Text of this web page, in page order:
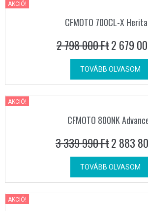
AKCIÓ!
CFMOTO 700CL-X
2 798 000Ft2 679
TOVÁBB OLVASOM
AKCIÓ!
CFMOTO 800NK
3 339 990Ft2 883
TOVÁBB OLVASOM
AKCIÓ!